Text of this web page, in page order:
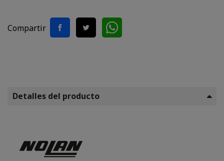
Compartir
Detalles del producto